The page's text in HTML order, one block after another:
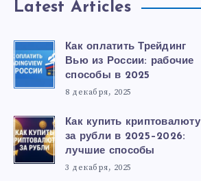
Latest Articles
Как оплатить Трейдинг
Вью из России: рабочие
способы в 2025
8 декабря, 2025
Как купить криптовалюту
за рубли в 2025–2026:
лучшие способы
3 декабря, 2025